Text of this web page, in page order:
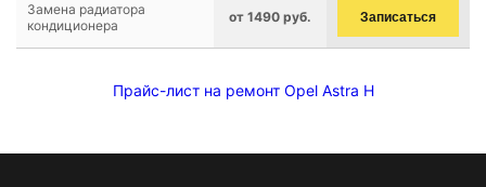
Замена радиатора
кондиционера
от 1490 руб. Записаться
Прайс-лист на ремонт Opel Astra H